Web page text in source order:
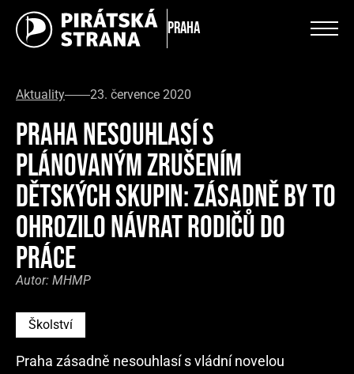
Praha
Aktuality 23. července 2020
PRAHA NESOUHLASÍ S
PLÁNOVANÝM ZRUŠENÍM
DĚTSKÝCH SKUPIN: ZÁSADNĚ BY TO
OHROZILO NÁVRAT RODIČŮ DO
PRÁCE
Autor: MHMP
Školství
Praha zásadně nesouhlasí s vládní novelou